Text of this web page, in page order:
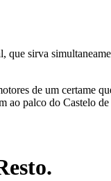
que sirva
de um certame
ao palco do Castelo